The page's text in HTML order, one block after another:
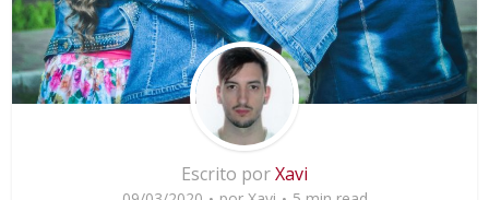
Escrito porXavi